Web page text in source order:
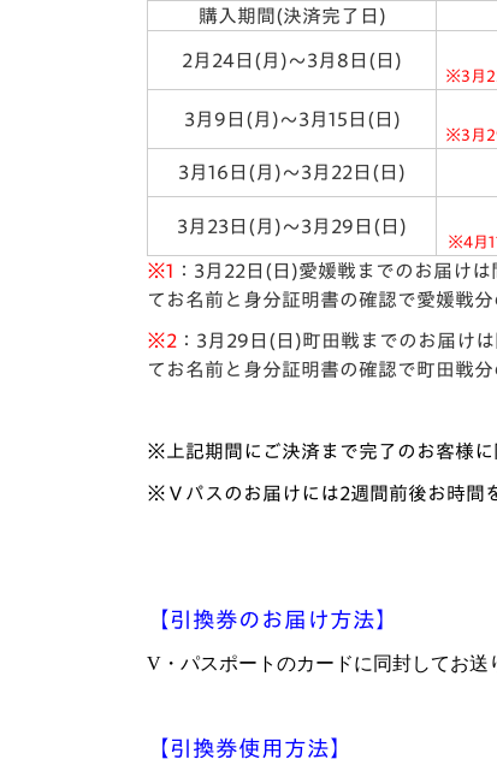
購入期間(決済完了日)
2月24日(月)～3月8日(日)
※3月
3月9日(月)～3月15日(日)
※3月
3月16日(月)～3月22日(日)
3月23日(月)～3月29日(日)
※4月
※1 ：3月22日(日)愛媛戦までのお届け
てお名前と身分証明書の確認で愛媛戦
※2 ：3月29日(日)町田戦までのお届け
てお名前と身分証明書の確認で町田戦
※上記期間にご決済まで完了のお客様に
※Ｖパスのお届けには2週間前後お時間
【引換券のお届け方法】
V ・パスポートのカードに同封してお送
【引換券使用方法】